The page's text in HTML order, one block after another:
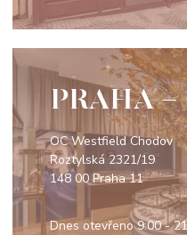
PRAHA -
OC Westfield Chodov
Roztylská 2321/19
148 00 Praha 11
Dnes otevřeno9:00 -